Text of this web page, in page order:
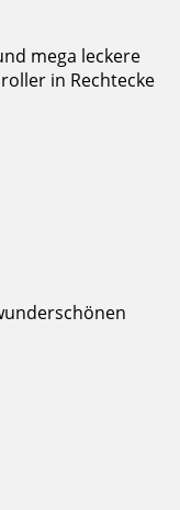
mega leckere
in Rechtecke